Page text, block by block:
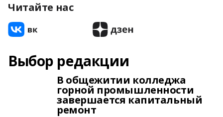
Читайте нас
Выбор редакции
В общежитии колледжа
горной промышленности
завершается капитальный
ремонт